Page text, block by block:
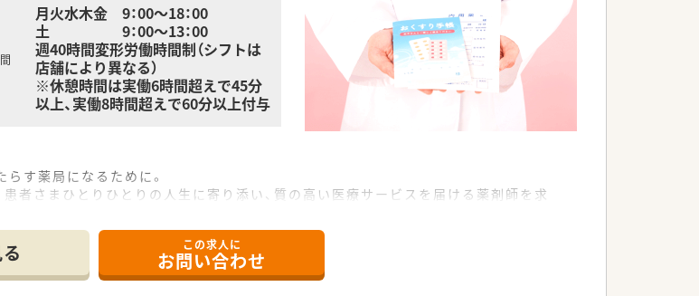
月火水木金 9：00～18：00
土 9：00～13：00
週40時間変形労働時間制（シフトは
店舗により異なる）
※休憩時間は実働6時間超えで45分
以上、実働8時間超えで60分以上付与
らす薬局になるために。
者さまひとりひとりの人生に寄り添い、質の高い医療サービスを届ける薬剤師を求
発しています。
この求人に
お問い合わせ